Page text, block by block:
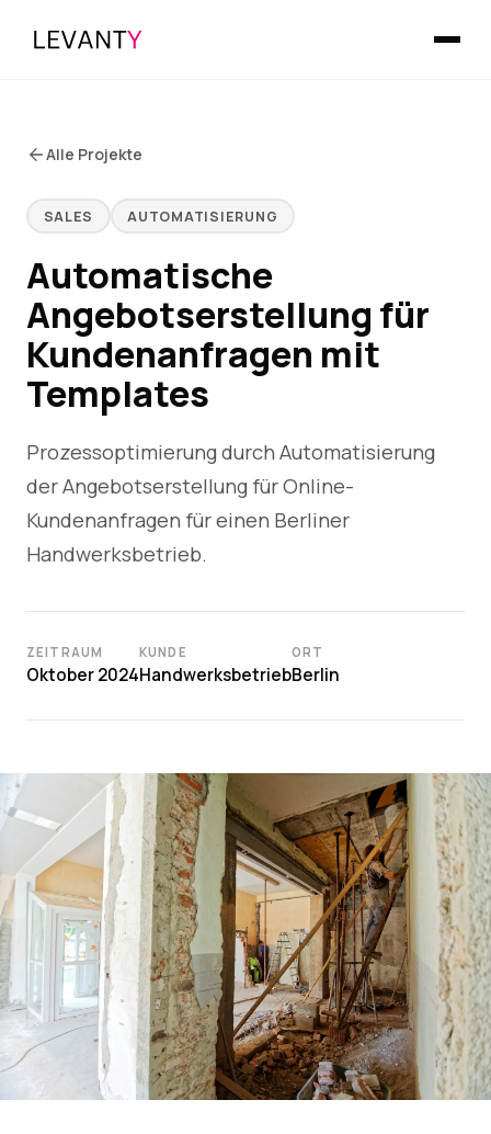
Alle Projekte
SALES AUTOMATISIERUNG
Automatische
Angebotserstellung für
Kundenanfragen mit
Templates
Prozessoptimierung durch Automatisierung
der Angebotserstellung für Online-
Kundenanfragen für einen Berliner
Handwerksbetrieb.
ZEITRAUM
Oktober 2024
KUNDE
Handwerksbetrieb
ORT
Berlin